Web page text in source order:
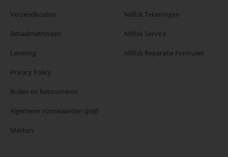
Verzendkosten
Betaalmethoden
Levering
Privacy Policy
Ruilen en Retourneren
Algemene Voorwaarden (pdf)
Merken
Nilfisk Tekeningen
Nilfisk Service
Nilfisk Reparatie Formulier